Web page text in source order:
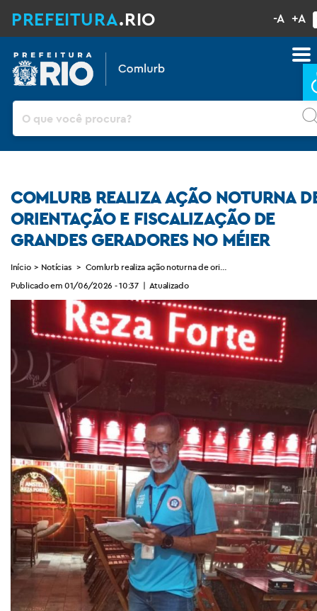
PREFEITURA.RIO -A +A
Pesquisar
COMLURB REALIZA AÇÃO NOTURNA
ORIENTAÇÃO E FISCALIZAÇÃO DE
GRANDES GERADORES NO MÉIER
Início > Notícias > Comlurb realiza ação noturna de orientação e fiscalização
Publicado em 01/06/2026 - 10:37 | Atualizado